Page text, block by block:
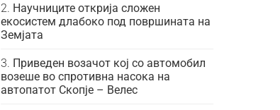
Научниците открија сложен
екосистем длабоко под површината на
Земјата
Приведен возачот кој со автомобил
возеше во спротивна насока на
автопатот Скопје – Велес